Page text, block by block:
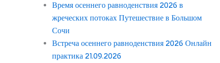
Время осеннего равноденствия 2026 в
жреческих потоках Путешествие в Большом
Сочи
Встреча осеннего равноденствия 2026 Онлайн
практика 21.09.2026